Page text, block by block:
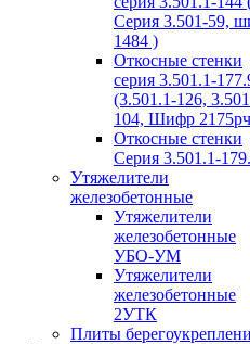
Серия 3.501-59,
1484 )
Откосные стенки
серия 3.501.1-
(3.501.1-126,
104, Шифр
Откосные стенки
Серия 3.501.1-
Утяжелители
железобетонные
Утяжелители
железобетонные
УБО-УМ
Утяжелители
железобетонные
2УТК
Плиты